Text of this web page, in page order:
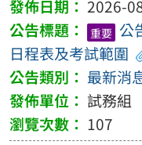
2026-
重要 公
日程表及考試範圍
最新消
試務組
107